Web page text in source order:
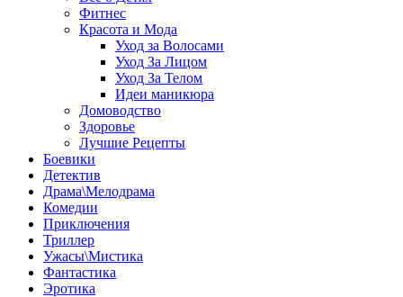
Фитнес
Красота и Мода
Уход за Волосами
Уход За Лицом
Уход За Телом
Идеи маникюра
Домоводство
Здоровье
Лучшие Рецепты
Боевики
Детектив
Драма\Мелодрама
Комедии
Приключения
Триллер
Ужасы\Мистика
Фантастика
Эротика